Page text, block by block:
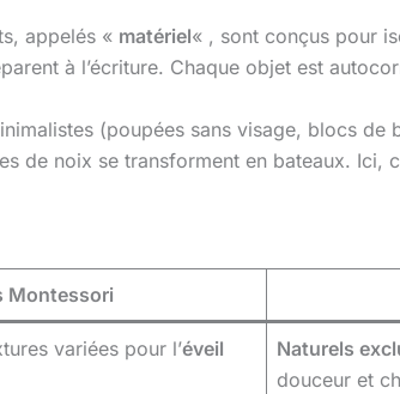
appelés « matériel« , sont conçus pour
à l’écriture. Chaque objet est
(poupées sans visage, blocs de
de noix se transforment en bateaux. Ici,
Montessori
variées pour l’éveil
Naturels
douceur et